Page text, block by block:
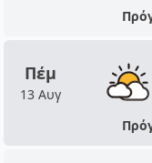
Πέμ
13 Αυγ